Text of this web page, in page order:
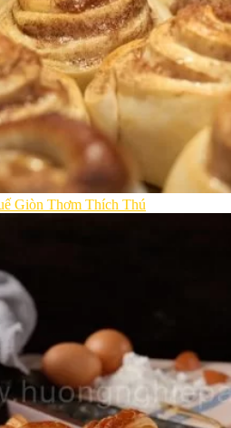
Giòn Thơm Thích Thú